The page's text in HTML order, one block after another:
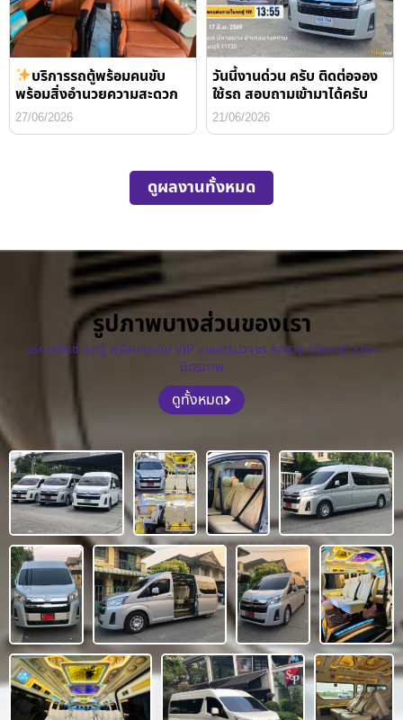
บริการรถตู้พร้อมคนขับ
พร้อมสิ่งอำนวยความสะดวก
27/06/2026
วันนี้งานด่วน ครับ ติดต่อจอง
ใช้รถ สอบถามเข้ามาได้ครับ
21/06/2026
ดูผลงานทั้งหมด
รูปภาพบางส่วนของเรา
บริการให้เช่ารถตู้ พร้อมคนขับ VIP แบบครบวงจร รถสวย บริการดี ราคา
มิตรภาพ
ดูทั้งหมด